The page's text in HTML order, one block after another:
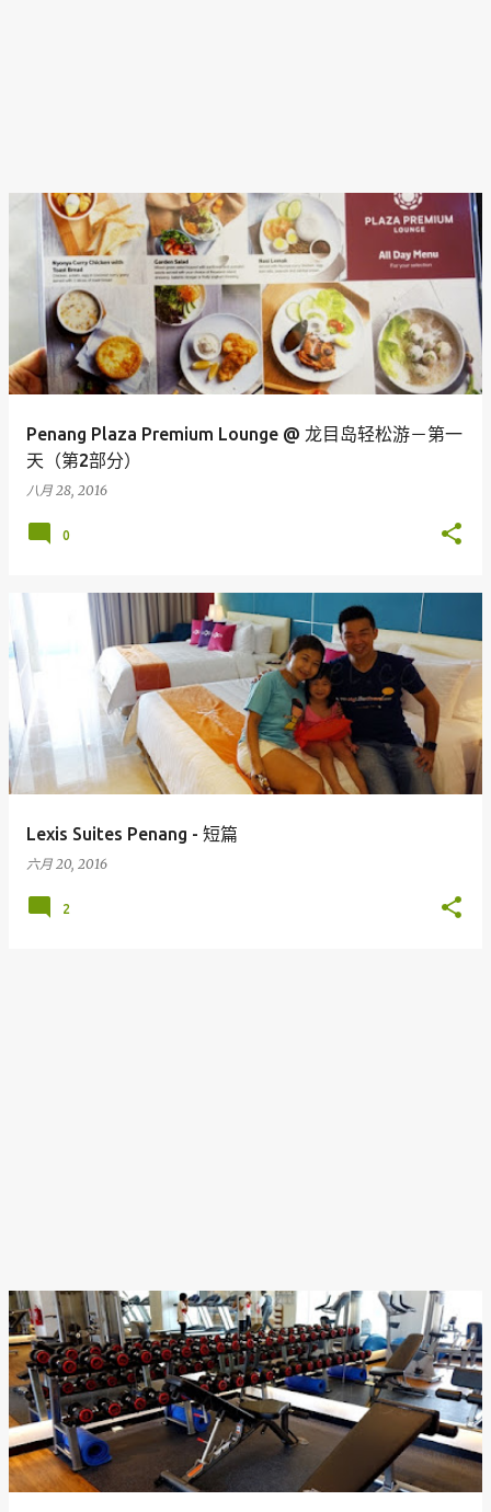
Penang Plaza Premium Lounge @ 龙目岛轻松游－第一
天（第2部分）
八月 28, 2016
0
Lexis Suites Penang - 短篇
六月 20, 2016
2